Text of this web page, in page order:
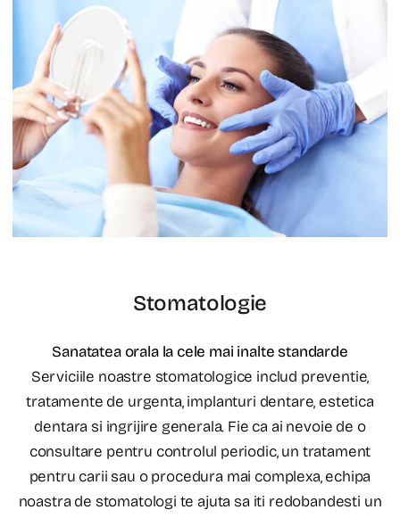
Stomatologie
Sanatatea orala la cele mai inalte standarde
Serviciile noastre stomatologice includ preventie,
tratamente de urgenta, implanturi dentare, estetica
dentara si ingrijire generala. Fie ca ai nevoie de o
consultare pentru controlul periodic, un tratament
pentru carii sau o procedura mai complexa, echipa
noastra de stomatologi te ajuta sa iti redobandesti un